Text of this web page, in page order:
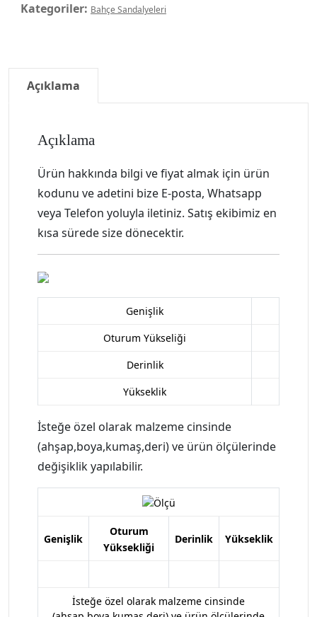
Kategoriler: Bahçe Sandalyeleri
Açıklama
Açıklama
Ürün hakkında bilgi ve fiyat almak için ürün
kodunu ve adetini bize E-posta, Whatsapp
veya Telefon yoluyla iletiniz. Satış ekibimiz en
kısa sürede size dönecektir.
Genişlik
Oturum Yükseliği
Derinlik
Yükseklik
İsteğe özel olarak malzeme cinsinde
(ahşap,boya,kumaş,deri) ve ürün ölçülerinde
değişiklik yapılabilir.
Genişlik
Oturum
Yüksekliği
Derinlik Yükseklik
İsteğe özel olarak malzeme cinsinde